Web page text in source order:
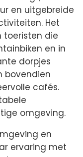
en uitgebreide
Het
toeristen die
en in
dorpjes
bovendien
cafés.
omgeving.
en
ervaring met